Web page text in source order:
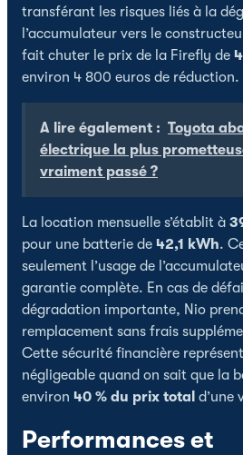
transférant les risques liés à la
l’accumulateur vers le
fait chuter le prix de la Firefly de
environ 4 800 euros de réduction.
A lire également : Toyota
électrique la plus
vraiment passé ?
La location mensuelle s’établit à
pour une batterie de 42,1 kWh.
seulement l’usage de
garantie complète. En cas de
dégradation importante, Nio
remplacement sans frais
Cette sécurité financière
négligeable quand on sait que la
environ 40 % du prix total d’une
Performances et